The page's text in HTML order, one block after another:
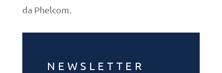
da Phelcom.
NEWSLETTER